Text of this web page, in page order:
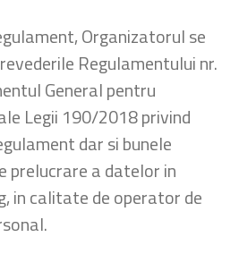
Organizatorul se
Regulamentului nr.
General pentru
Legii 190/2018 privind
dar si bunele
prelucrare a datelor in
in calitate de operator de